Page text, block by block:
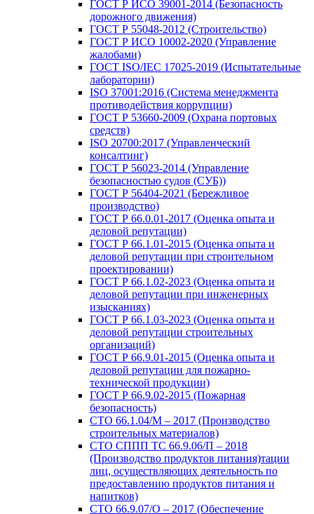
ГОСТ Р ИСО 39001-2014 (Безопасность
дорожного движения)
ГОСТ Р 55048-2012 (Строительство)
ГОСТ Р ИСО 10002-2020 (Управление
жалобами)
ГОСТ ISO/IEC 17025-2019 (Испытательные
лаборатории)
ISO 37001:2016 (Система менеджмента
противодействия коррупции)
ГОСТ Р 53660-2009 (Охрана портовых
средств)
ISO 20700:2017 (Управленческий
консалтинг)
ГОСТ Р 56023-2014 (Управление
безопасностью судов (СУБ))
ГОСТ Р 56404-2021 (Бережливое
производство)
ГОСТ Р 66.0.01-2017 (Оценка опыта и
деловой репутации)
ГОСТ Р 66.1.01-2015 (Оценка опыта и
деловой репутации при строительном
проектировании)
ГОСТ Р 66.1.02-2023 (Оценка опыта и
деловой репутации при инженерных
изысканиях)
ГОСТ Р 66.1.03-2023 (Оценка опыта и
деловой репутации строительных
организаций)
ГОСТ Р 66.9.01-2015 (Оценка опыта и
деловой репутации для пожарно-
технической продукции)
ГОСТ Р 66.9.02-2015 (Пожарная
безопасность)
СТО 66.1.04/М – 2017 (Производство
строительных материалов)
СТО СППП ТС 66.9.06/П – 2018
(Производство продуктов питания)тации
лиц, осуществляющих деятельность по
предоставлению продуктов питания и
напитков)
СТО 66.9.07/О – 2017 (Обеспечение